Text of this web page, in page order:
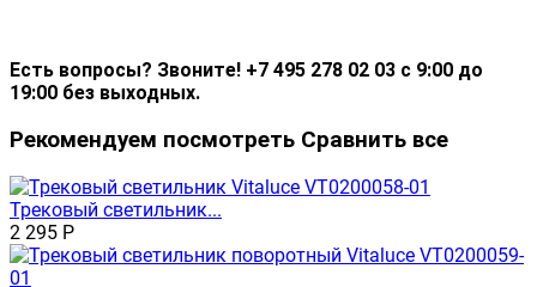
Есть вопросы? Звоните! +7 495 278 02 03 с 9:00 до
19:00 без выходных.
Рекомендуем посмотреть Сравнить все
Трековый светильник...
2 295 Р